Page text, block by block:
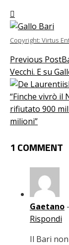
Copyright: Virtus
Previous Post
Vecchi. E su
“Finche vivrò il
rifiutato 900
milioni”
1 COMMENT
Gaetano -
Rispondi
Il Bari